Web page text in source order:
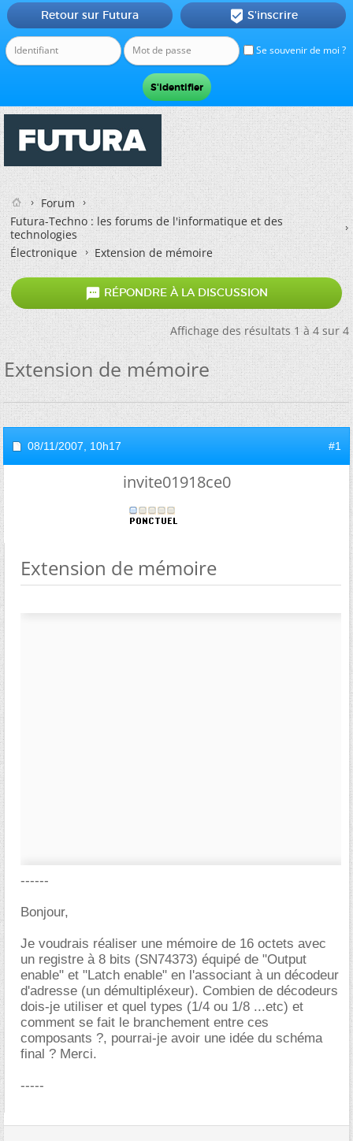
Se souvenir de moi ?
Retour sur Futura  S'inscrire
Forum
Futura-Techno : les forums de l'informatique et des
technologies
Électronique
Extension de mémoire
 RÉPONDRE À LA DISCUSSION
Affichage des résultats 1 à 4 sur 4
Extension de mémoire
08/11/2007, 10h17 #1
invite01918ce0
Extension de mémoire
------
Bonjour,
Je voudrais réaliser une mémoire de 16 octets avec
un registre à 8 bits (SN74373) équipé de "Output
enable" et "Latch enable" en l'associant à un décodeur
d'adresse (un démultipléxeur). Combien de décodeurs
dois-je utiliser et quel types (1/4 ou 1/8 ...etc) et
comment se fait le branchement entre ces
composants ?, pourrai-je avoir une idée du schéma
final ? Merci.
-----